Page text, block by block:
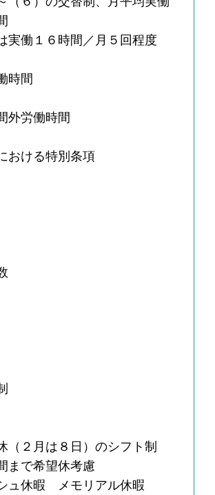
実働１６時間／月５回程度
時間
外労働時間
おける特別条項
（２月は８日）のシフト制
まで希望休考慮
ュ休暇 メモリアル休暇